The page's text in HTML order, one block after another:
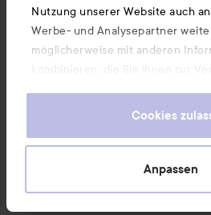
Nutzung unserer Website auch
Werbe- und Analysepartner
möglicherweise mit anderen
kombinieren, die Sie ihnen zur
gesammelt haben. Wenn Sie
Cookies zu. Informationen
Einstellungen ändern können,
Cookies
Anpassen